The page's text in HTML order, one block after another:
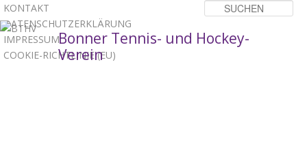
KONTAKT
DATENSCHUTZERKLÄRUNG
IMPRESSUM
COOKIE-RICHTLINIE (EU)
Bonner Tennis- und Hockey-
Verein